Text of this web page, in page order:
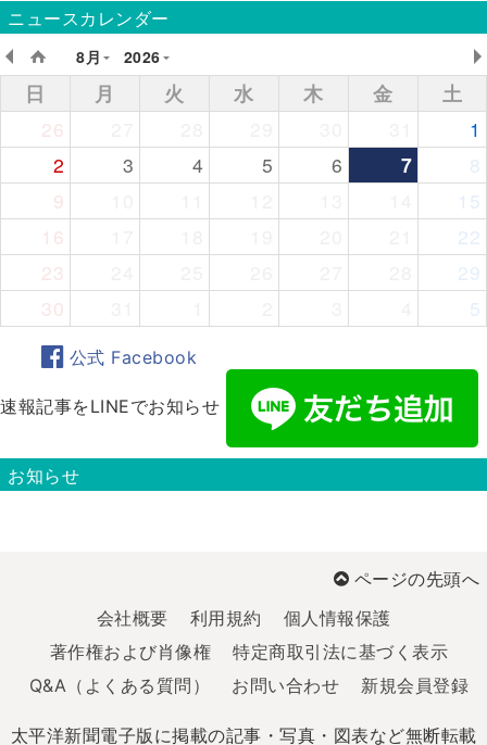
ニュースカレンダー
8月
2026
日 月 火 水 木 金
土
26
1
2
3 4 5 6 7
8
9
15
16
22
23
29
30
5
公式 Facebook
速報記事をLINEでお知らせ
お知らせ
ページの先頭へ
会社概要
利用規約
個人情報保護
著作権および肖像権
特定商取引法に基づく表示
Q&A（よくある質問）
お問い合わせ 新規会員登録
太平洋新聞電子版に掲載の記事・写真・図表など無断転載